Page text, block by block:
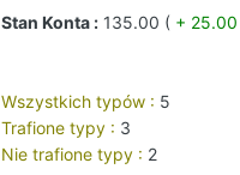
Stan Konta :135.00 ( + 25.00
Wszystkich typów : 5
Trafione typy : 3
Nie trafione typy : 2